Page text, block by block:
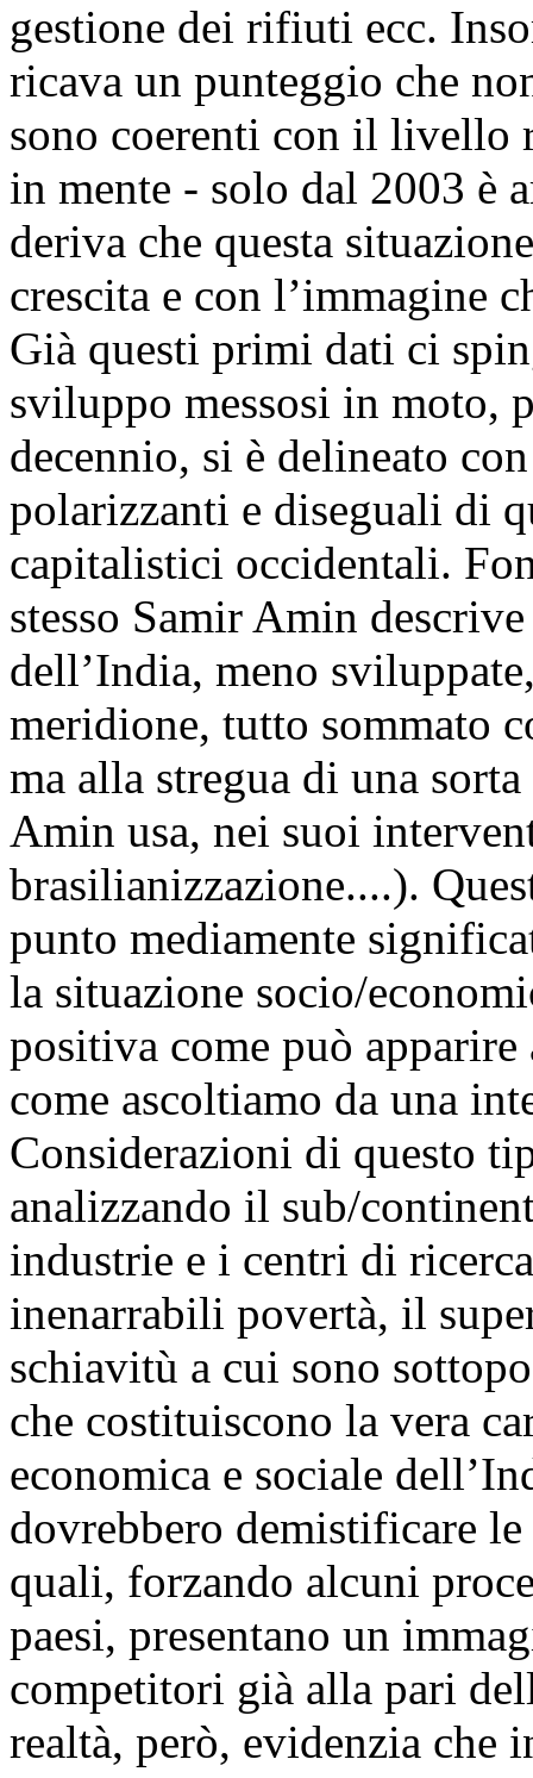
gestione dei rifiuti ecc.
ricava un punteggio che
sono coerenti con il livello
in mente - solo dal 2003 è
deriva che questa
crescita e con l’immagine
Già questi primi dati ci
sviluppo messosi in moto,
decennio, si è delineato
polarizzanti e diseguali di
capitalistici occidentali.
stesso Samir Amin
dell’India, meno
meridione, tutto sommato
ma alla stregua di una
Amin usa, nei suoi
brasilianizzazione....).
punto mediamente
la situazione socio/
positiva come può
come ascoltiamo da una
Considerazioni di questo
analizzando il sub/
industrie e i centri di
inenarrabili povertà, il
schiavitù a cui sono
che costituiscono la vera
economica e sociale
dovrebbero demistificare
quali, forzando alcuni
paesi, presentano un
competitori già alla pari
realtà, però, evidenzia che